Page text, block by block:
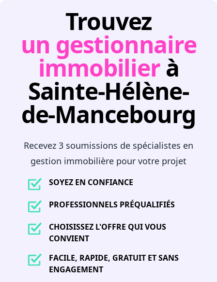
Trouvez
un gestionnaire
immobilier à
Sainte-Hélène-
de-Mancebourg
Recevez 3 soumissions de spécialistes en
gestion immobilière pour votre projet
SOYEZ EN CONFIANCE
PROFESSIONNELS PRÉQUALIFIÉS
CHOISISSEZ L'OFFRE QUI VOUS
CONVIENT
FACILE, RAPIDE, GRATUIT ET SANS
ENGAGEMENT